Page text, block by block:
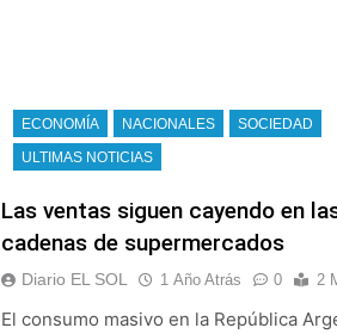
ECONOMÍA NACIONALES
SOCIEDAD
ULTIMAS NOTICIAS
Las ventas siguen cayendo en
cadenas de supermercados
Diario EL SOL 1 Año Atrás 0 2
El consumo masivo en la República